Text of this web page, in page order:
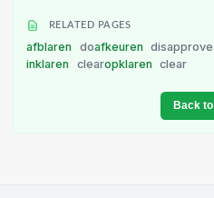
RELATED PAGES
afblaren doafkeuren disapprove
inklaren
clearopklaren clear
Back to